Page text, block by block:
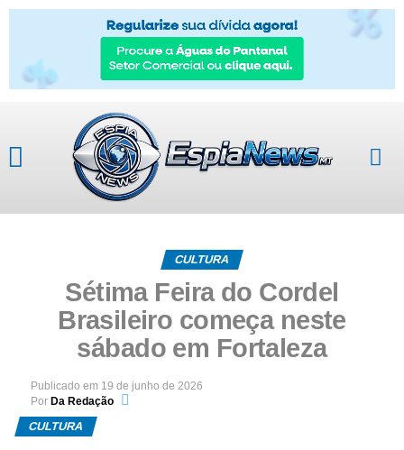
CULTURA
Sétima Feira do Cordel
Brasileiro começa neste
sábado em Fortaleza
Publicado em 19 de junho de 2026
Por Da Redação
CULTURA